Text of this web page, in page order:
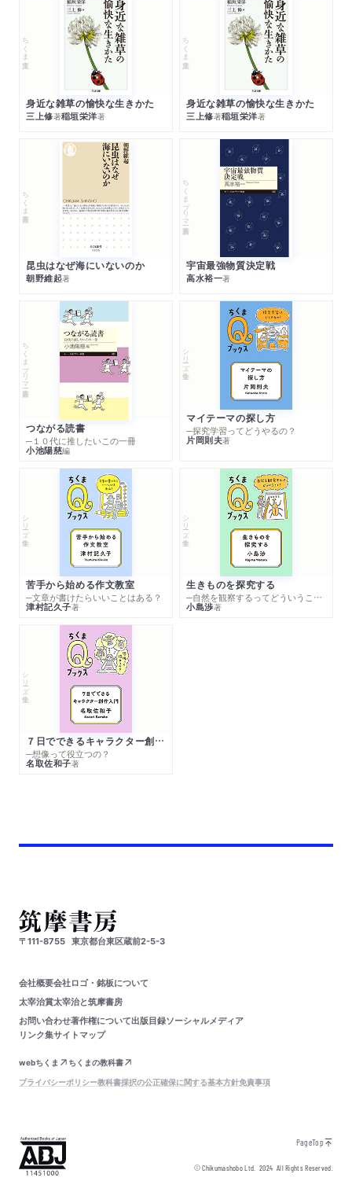
ちくま文庫
身近な雑草の愉快な生きかた
三上修著稲垣栄洋著
ちくま文庫
身近な雑草の愉快な生きかた
三上修著稲垣栄洋著
ちくま新書
昆虫はなぜ海にいないのか
朝野維起著
ちくまプリマー新書
宇宙最強物質決定戦
高水裕一著
ちくまプリマー新書
つながる読書
─１０代に推したいこの一冊
小池陽慈編
シリーズ・全集
マイテーマの探し方
─探究学習ってどうやるの？
片岡則夫著
シリーズ・全集
苦手から始める作文教室
─文章が書けたらいいことはある？
津村記久子著
シリーズ・全集
生きものを探究する
─自然を観察するってどういうこと？
小島渉著
シリーズ・全集
７日でできるキャラクター創作入門
─想像って役立つの？
名取佐和子著
〒111-8755 東京都台東区蔵前2-5-3
会社概要会社ロゴ・銘板について
太宰治賞太宰治と筑摩書房
お問い合わせ著作権について出版目録ソーシャルメディア
リンク集サイトマップ
webちくま
ちくまの教科書
プライバシーポリシー教科書採択の公正確保に関する基本方針免責事項
PageTop
© Chikumashobo Ltd.2024 All Rights Reserved.